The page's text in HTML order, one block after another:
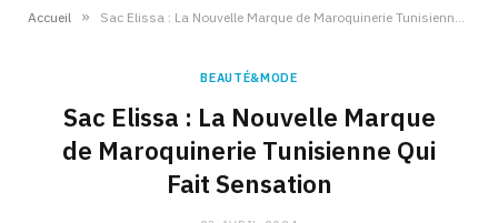
Accueil »
BEAUTÉ&MODE
Sac Elissa : La Nouvelle Marque
de Maroquinerie Tunisienne Qui
Fait Sensation